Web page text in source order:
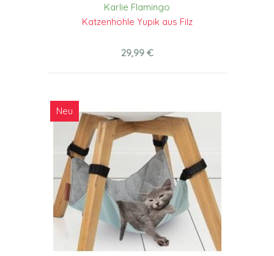
Karlie Flamingo
Katzenhöhle Yupik aus Filz
29,99 €
Neu